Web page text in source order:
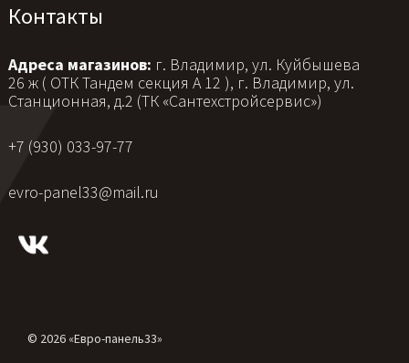
Контакты
Адреса магазинов: г. Владимир, ул. Куйбышева
26 ж ( ОТК Тандем секция А 12 ), г. Владимир, ул.
Станционная, д.2 (ТК «Сантехстройсервис»)
+7 (930) 033-97-77
evro-panel33@mail.ru
© 2026 «Евро-панель33»